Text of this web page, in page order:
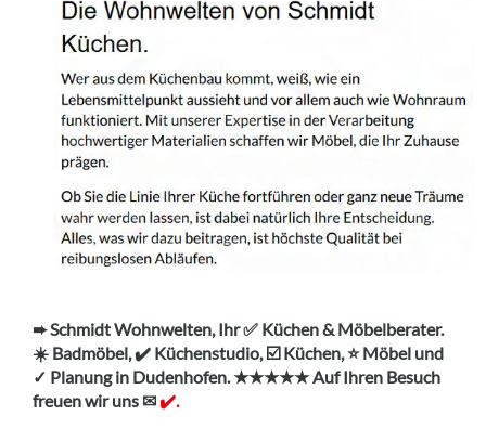
➨ Schmidt Wohnwelten, Ihr ✅ Küchen & Möbelberater.
☀️ Badmöbel, ✔️ Küchenstudio, ☑️ Küchen, ⭐ Möbel und
✓ Planung in Dudenhofen. ★★★★★ Auf Ihren Besuch
freuen wir uns ✉✔️.